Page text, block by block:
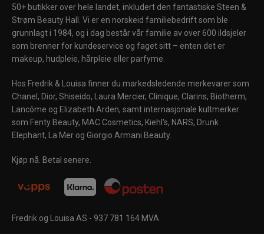
50+ butikker over hele landet, inkludert den fantastiske Steen &
Strøm Beauty Hall. Vi er en norskeid familiebedrift som ble
grunnlagt i 1984, og i dag består vår familie av over 600 ildsjeler
som brenner for kundeservice og faget sitt – enten det er
makeup, hudpleie, hårpleie eller parfyme.
Hos Fredrik & Louisa finner du markedsledende merkevarer som
Chanel, Dior, Shiseido, Laura Mercier, Clinique, Clarins, Biotherm,
Lancôme og Elizabeth Arden, samt internasjonale kultmerker
som Fenty Beauty, MAC Cosmetics, Kiehl's, NARS, Drunk
Elephant, La Mer og Giorgio Armani Beauty.
Kjøp nå. Betal senere.
Fredrik og Louisa AS - 937 781 164 MVA